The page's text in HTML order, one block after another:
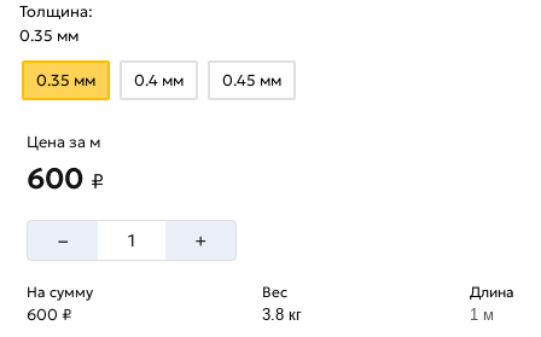
Толщина:
0.35 мм
0.35 мм 0.4 мм 0.45 мм
Цена за м
600 ₽
– +
На сумму
600 ₽
Вес
3.8 кг
Длина
1 м